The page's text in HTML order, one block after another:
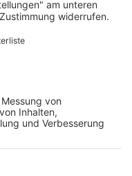
Wochenbericht
zum 31. Juli 2026